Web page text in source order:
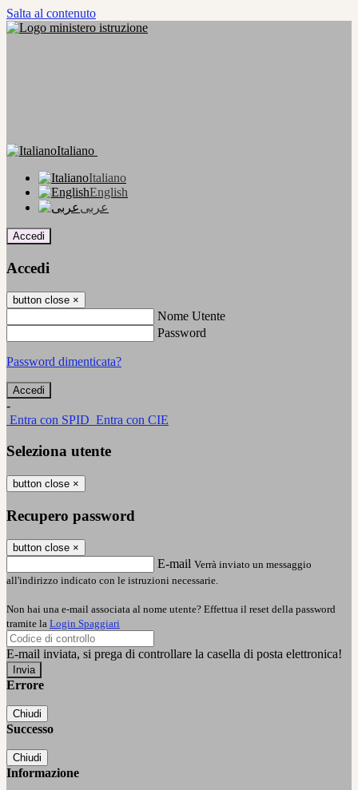
Salta al contenuto
Italiano
Italiano
English
عربى
Accedi
Accedi
button close ×
Nome Utente
Password
Password dimenticata?
-
Entra con SPID Entra con CIE
Seleziona utente
button close ×
Recupero password
button close ×
E-mail Verrà inviato un messaggio
all'indirizzo indicato con le istruzioni necessarie.
Non hai una e-mail associata al nome utente? Effettua il reset della password
tramite la Login Spaggiari
E-mail inviata, si prega di controllare la casella di posta elettronica!
Errore
Chiudi
Successo
Chiudi
Informazione